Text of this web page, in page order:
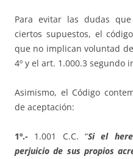
Para evitar las dudas
ciertos supuestos, el
que no implican voluntad
4º y el art. 1.000.3 segundo
Asimismo, el Código
de aceptación:
1º.- 1.001 C.C. “Si el
perjuicio de sus propios